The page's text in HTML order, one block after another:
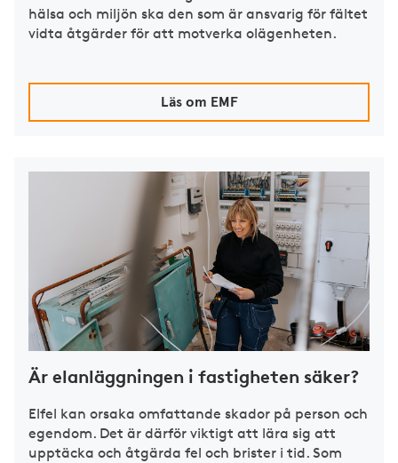
hälsa och miljön ska den som är ansvarig för fältet
vidta åtgärder för att motverka olägenheten.
Läs om EMF
Är elanläggningen i fastigheten säker?
Elfel kan orsaka omfattande skador på person och
egendom. Det är därför viktigt att lära sig att
upptäcka och åtgärda fel och brister i tid. Som